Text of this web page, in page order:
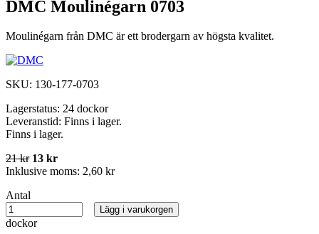
DMC Moulinégarn 0703
Moulinégarn från DMC är ett brodergarn av högsta kvalitet.
SKU: 130-177-0703
Lagerstatus: 24 dockor
Leveranstid: Finns i lager.
Finns i lager.
21 kr 13 kr
Inklusive moms: 2,60 kr
Antal
dockor
Lägg i varukorgen